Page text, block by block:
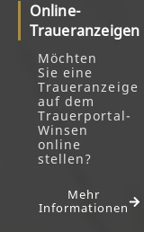
Online-
Traueranzeigen
Möchten
Sie eine
Traueranzeige
auf dem
Trauerportal-
Winsen
online
stellen?
Mehr
Informationen